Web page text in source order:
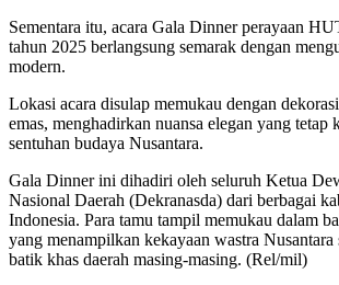
Sementara itu, acara Gala Dinner perayaan
tahun 2025 berlangsung semarak dengan
modern.
Lokasi acara disulap memukau dengan
emas, menghadirkan nuansa elegan yang tetap
sentuhan budaya Nusantara.
Gala Dinner ini dihadiri oleh seluruh Ketua
Nasional Daerah (Dekranasda) dari berbagai
Indonesia. Para tamu tampil memukau dalam
yang menampilkan kekayaan wastra Nusantara
batik khas daerah masing-masing. (Rel/mil)